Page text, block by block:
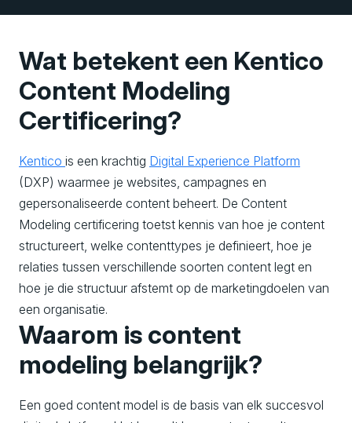
Wat betekent een Kentico
Content Modeling
Certificering?
Kentico is een krachtig Digital Experience Platform
(DXP) waarmee je websites, campagnes en
gepersonaliseerde content beheert. De Content
Modeling certificering toetst kennis van hoe je content
structureert, welke contenttypes je definieert, hoe je
relaties tussen verschillende soorten content legt en
hoe je die structuur afstemt op de marketingdoelen van
een organisatie.
Waarom is content
modeling belangrijk?
Een goed content model is de basis van elk succesvol